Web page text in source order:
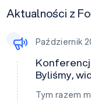
Aktualności z
Październik
Byliśmy,
Tym razem